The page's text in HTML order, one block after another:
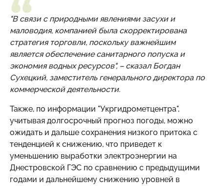
"В связи с природными явлениями засухи и
маловодия, компанией была скорректирована
стратегия торговли, поскольку важнейшим
является обеспечение санитарного попуска и
экономия водных ресурсов", – сказал Богдан
Сухецкий, заместитель генерального директора по
коммерческой деятельности.
Также, по информации "Укргидрометцентра",
учитывая долгосрочный прогноз погоды, можно
ожидать и дальше сохранения низкого притока с
тенденцией к снижению, что приведет к
уменьшению выработки электроэнергии на
Днестровской ГЭС по сравнению с предыдущими
годами и дальнейшему снижению уровней в